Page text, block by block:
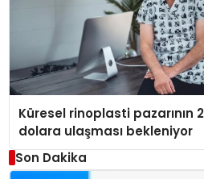
Küresel rinoplasti pazarının
dolara ulaşması bekleniyor
Son Dakika